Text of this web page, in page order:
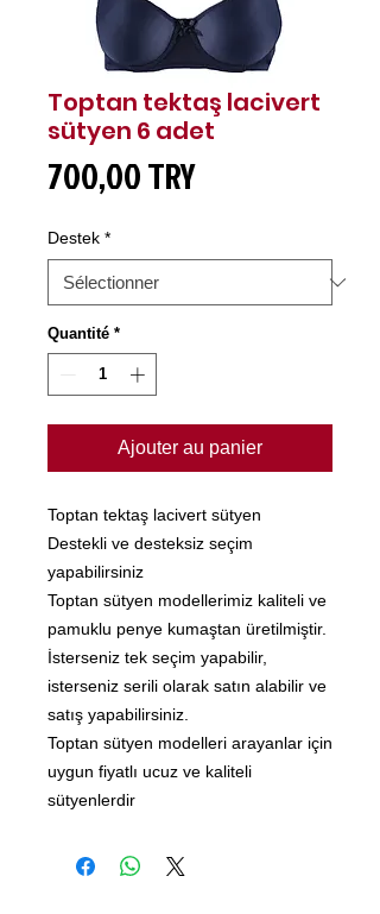
Toptan tektaş lacivert
sütyen 6 adet
700,00 TRYPrix
Destek *
Quantité *
Ajouter au panier
Toptan tektaş lacivert sütyen
Destekli ve desteksiz seçim
yapabilirsiniz
Toptan sütyen modellerimiz kaliteli ve
pamuklu penye kumaştan üretilmiştir.
İsterseniz tek seçim yapabilir,
isterseniz serili olarak satın alabilir ve
satış yapabilirsiniz.
Toptan sütyen modelleri arayanlar için
uygun fiyatlı ucuz ve kaliteli
sütyenlerdir